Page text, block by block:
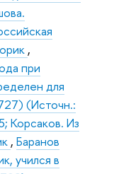
,
при
для
(Источн.:
Корсаков. Из
,Баранов
учился в